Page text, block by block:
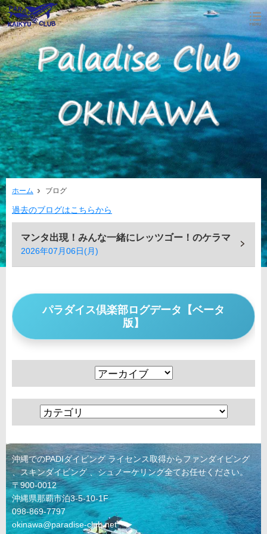
ホーム ブログ
過去のブログはこちらから
マンタ出現！みんな一緒にレッツゴー！のケラマ
2026年07月06日(月)
パラダイス倶楽部ログデータ【ベータ
版】
沖縄でのPADIダイビング ライセンス取得からファンダイビング
、スキンダイビング 、シュノーケリング全てお任せください。
〒900-0012
沖縄県那覇市泊3-5-10-1F
098-869-7797
okinawa@paradise-club.net